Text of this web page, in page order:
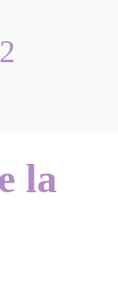
la